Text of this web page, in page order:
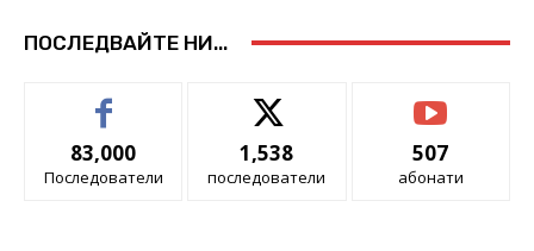
ПОСЛЕДВАЙТЕ НИ...
83,000
Последователи
1,538
последователи
507
абонати